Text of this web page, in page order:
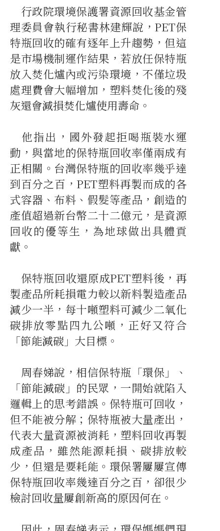
行政院環境保護署資源回收基金管
理委員會執行秘書林建輝說，PET保
特瓶回收的確有逐年上升趨勢，但這
是市場機制運作結果，若放任保特瓶
放入焚化爐內或污染環境，不僅垃圾
處理費會大幅增加，塑料焚化後的殘
灰還會減損焚化爐使用壽命。
他指出，國外發起拒喝瓶裝水運
動，與當地的保特瓶回收率僅兩成有
正相關。台灣保特瓶的回收率幾乎達
到百分之百，PET塑料再製而成的各
式容器、布料、假髮等產品，創造的
產值超過新台幣二十二億元，是資源
回收的優等生，為地球做出具體貢
獻。
保特瓶回收還原成PET塑料後，再
製產品所耗損電力較以新料製造產品
減少一半，每十噸塑料可減少二氧化
碳排放零點四九公噸，正好又符合
「節能減碳」大目標。
周春娣說，相信保特瓶「環保」、
「節能減碳」的民眾，一開始就陷入
邏輯上的思考錯誤。保特瓶可回收，
但不能被分解；保特瓶被大量產出，
代表大量資源被消耗，塑料回收再製
成產品，雖然能源耗損、碳排放較
少，但還是要耗能。環保署屢屢宣傳
保特瓶回收率幾達百分之百，卻很少
檢討回收量屢創新高的原因何在。